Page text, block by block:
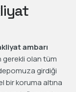
ambarı
gerekli olan tüm
girdiği
bir koruma altına